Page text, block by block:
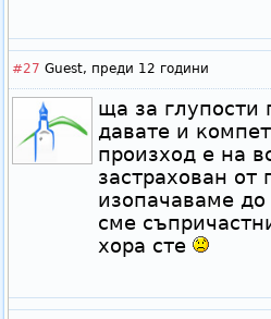
#27 Guest, преди 12 години
ща за глупости
давате и
произход е на
застрахован
изопачаваме
сме
хора сте